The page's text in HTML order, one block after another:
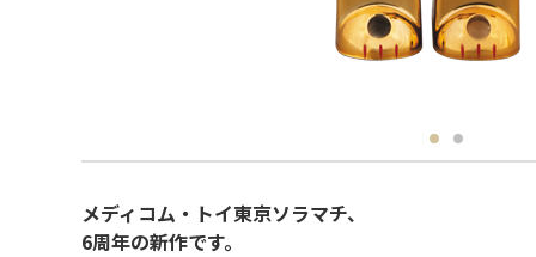
メディコム・トイ東京ソラマチ、
6周年の新作です。